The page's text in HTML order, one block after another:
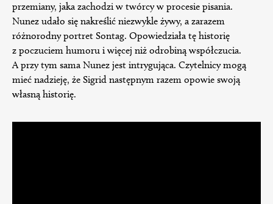
przemiany, jaka zachodzi w twórcy w procesie pisania.
Nunez udało się nakreślić niezwykle żywy, a zarazem
różnorodny portret Sontag. Opowiedziała tę historię
z poczuciem humoru i więcej niż odrobiną współczucia.
A przy tym sama Nunez jest intrygująca. Czytelnicy mogą
mieć nadzieję, że Sigrid następnym razem opowie swoją
własną historię.